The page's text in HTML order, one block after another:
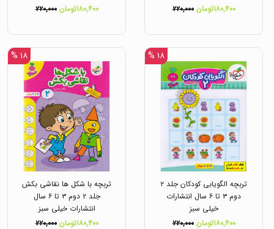
۱۸۰,۴۰۰تومان
۲۲۰,۰۰۰
۱۸۰,۴۰۰تومان
۲۲۰,۰۰۰
۱۸ %
تربچه الگویابی کودکان جلد ۲
دوم ۳ تا ۶ سال انتشارات
خیلی سبز
۱۸۰,۴۰۰تومان
۲۲۰,۰۰۰
۱۸ %
تربچه با شکل ها نقاشی بکش
جلد ۲ دوم ۳ تا ۶ سال
انتشارات خیلی سبز
۱۸۰,۴۰۰تومان
۲۲۰,۰۰۰